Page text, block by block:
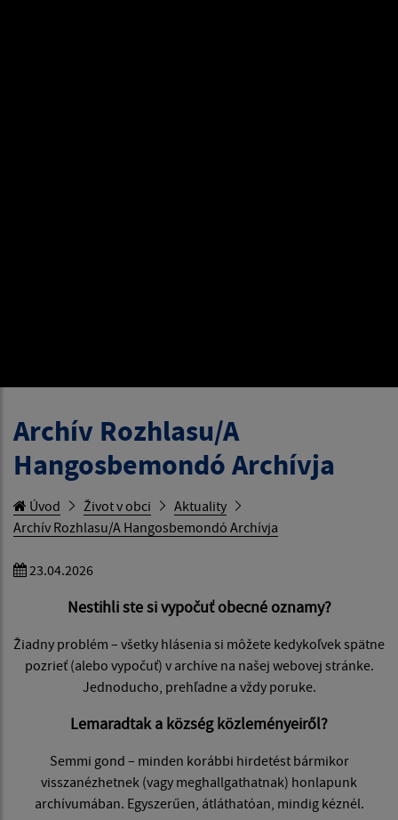
Archív Rozhlasu/A
Hangosbemondó Archívja
Úvod Život v obci
Aktuality
Archív Rozhlasu/A Hangosbemondó Archívja
23.04.2026
Nestihli ste si vypočuť obecné oznamy?
Žiadny problém – všetky hlásenia si môžete kedykoľvek spätne
pozrieť (alebo vypočuť) v archíve na našej webovej stránke.
Jednoducho, prehľadne a vždy poruke.
Lemaradtak a község közleményeiről?
Semmi gond – minden korábbi hirdetést bármikor
visszanézhetnek (vagy meghallgathatnak) honlapunk
archívumában. Egyszerűen, átláthatóan, mindig kéznél.